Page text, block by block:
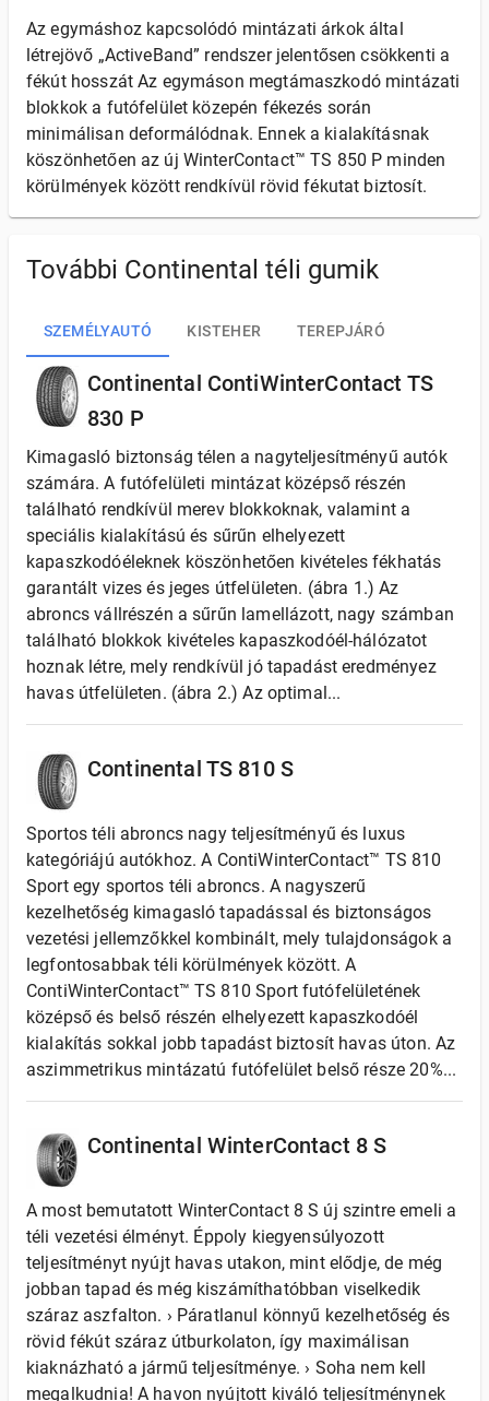
Az egymáshoz kapcsolódó mintázati árkok által
létrejövő „ActiveBand” rendszer jelentősen csökkenti a
fékút hosszát Az egymáson megtámaszkodó mintázati
blokkok a futófelület közepén fékezés során
minimálisan deformálódnak. Ennek a kialakításnak
köszönhetően az új WinterContact™ TS 850 P minden
körülmények között rendkívül rövid fékutat biztosít.
További Continental téli gumik
SZEMÉLYAUTÓ KISTEHER TEREPJÁRÓ
Continental ContiWinterContact TS
830 P
Kimagasló biztonság télen a nagyteljesítményű autók
számára. A futófelületi mintázat középső részén
található rendkívül merev blokkoknak, valamint a
speciális kialakítású és sűrűn elhelyezett
kapaszkodóéleknek köszönhetően kivételes fékhatás
garantált vizes és jeges útfelületen. (ábra 1.) Az
abroncs vállrészén a sűrűn lamellázott, nagy számban
található blokkok kivételes kapaszkodóél-hálózatot
hoznak létre, mely rendkívül jó tapadást eredményez
havas útfelületen. (ábra 2.) Az optimal...
Continental TS 810 S
Sportos téli abroncs nagy teljesítményű és luxus
kategóriájú autókhoz. A ContiWinterContact™ TS 810
Sport egy sportos téli abroncs. A nagyszerű
kezelhetőség kimagasló tapadással és biztonságos
vezetési jellemzőkkel kombinált, mely tulajdonságok a
legfontosabbak téli körülmények között. A
ContiWinterContact™ TS 810 Sport futófelületének
középső és belső részén elhelyezett kapaszkodóél
kialakítás sokkal jobb tapadást biztosít havas úton. Az
aszimmetrikus mintázatú futófelület belső része 20%...
Continental WinterContact 8 S
A most bemutatott WinterContact 8 S új szintre emeli a
téli vezetési élményt. Éppoly kiegyensúlyozott
teljesítményt nyújt havas utakon, mint elődje, de még
jobban tapad és még kiszámíthatóbban viselkedik
száraz aszfalton. › Páratlanul könnyű kezelhetőség és
rövid fékút száraz útburkolaton, így maximálisan
kiaknázható a jármű teljesítménye. › Soha nem kell
megalkudnia! A havon nyújtott kiváló teljesítménynek